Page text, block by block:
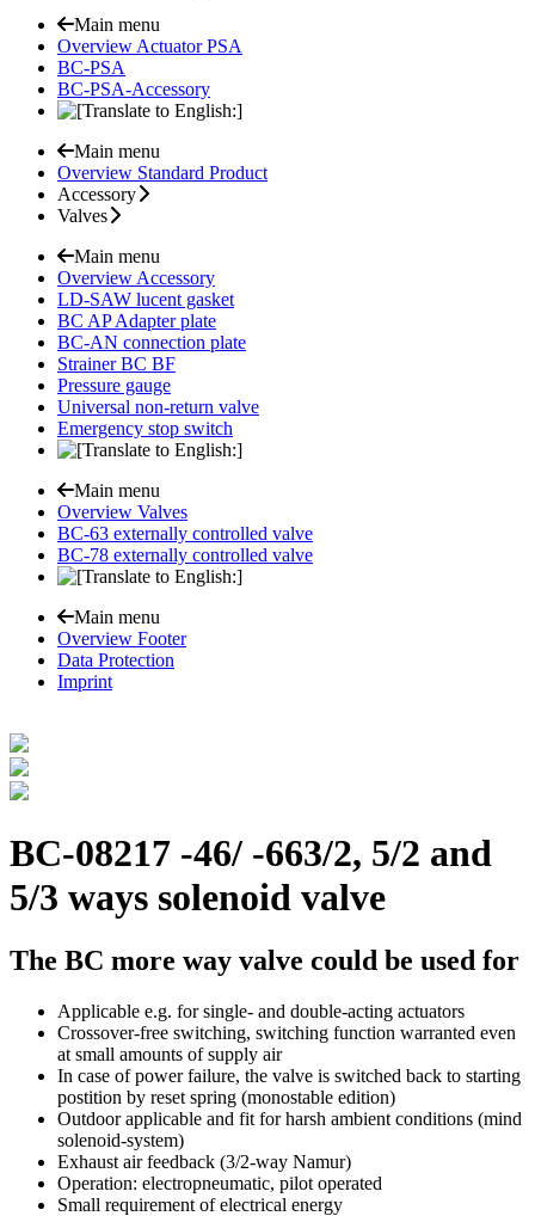
Main menu
Overview Actuator PSA
BC-PSA
BC-PSA-Accessory
Main menu
Overview Standard Product
Accessory
Valves
Main menu
Overview Accessory
LD-SAW lucent gasket
BC AP Adapter plate
BC-AN connection plate
Strainer BC BF
Pressure gauge
Universal non-return valve
Emergency stop switch
Main menu
Overview Valves
BC-63 externally controlled valve
BC-78 externally controlled valve
Main menu
Overview Footer
Data Protection
Imprint
BC-08217 -46/ -663/2, 5/2 and
5/3 ways solenoid valve
The BC more way valve could be used for
Applicable e.g. for single- and double-acting actuators
Crossover-free switching, switching function warranted even
at small amounts of supply air
In case of power failure, the valve is switched back to starting
postition by reset spring (monostable edition)
Outdoor applicable and fit for harsh ambient conditions (mind
solenoid-system)
Exhaust air feedback (3/2-way Namur)
Operation: electropneumatic, pilot operated
Small requirement of electrical energy